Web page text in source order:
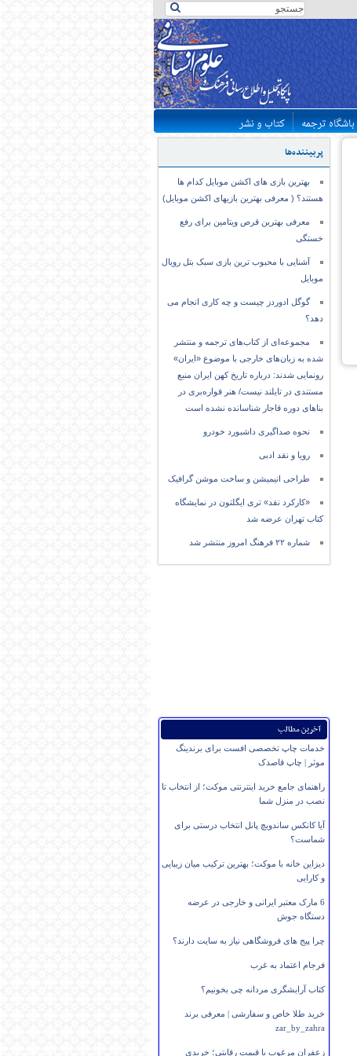
باشگاه ترجمه کتاب و نشر
پربیننده‌ها
بهترین بازی های اکشن موبایل کدام ها
هستند؟ ( معرفی بهترین بازیهای اکشن موبایل)
معرفی بهترین قرص ویتامین برای رفع
خستگی
آشنایی با محبوب ترین بازی سبک بتل رویال
موبایل
گوگل ادوردز چیست و چه کاری انجام می
دهد؟
مجموعه‌ای از کتاب‌های ترجمه و منتشر
شده به زبان‌های خارجی با موضوع «ایران»
رونمایی شدند: درباره تاریخ کهن ایران منبع
مستندی در تایلند نیست/ هنر قواره‌بری در
بناهای دوره قاجار شناسانده نشده است
نحوه صداگیری داشبورد خودرو
رویا و نقد ادبی
طراحی انیمیشن و ساخت موشن گرافیک
«کارکرد نقد» تری ایگلتون در نمایشگاه
کتاب تهران عرضه شد
شماره ۲۲ فرهنگ امروز منتشر شد
آخرین مطالب
خدمات چاپ تخصصی افست برای برندینگ
موثر | چاپ قاصدک
راهنمای جامع خرید اینترنتی موکت؛ از انتخاب تا
نصب در منزل شما
آیا کانکس ساندویچ پانل انتخاب درستی برای
شماست؟
دیزاین خانه با موکت؛ بهترین ترکیب میان زیبایی
و کارایی
6 مارک معتبر ایرانی و خارجی در عرضه
دستگاه جوش
چرا پیج های فروشگاهی نیاز به سایت دارند؟
فرجام اعتماد به غرب
کتاب آرایشگری مردانه چی بخونیم؟
خرید طلا خاص و سفارشی | معرفی برند
zar_by_zahra
زعفران مرغوب با قیمت رقابتی؛ خریدی